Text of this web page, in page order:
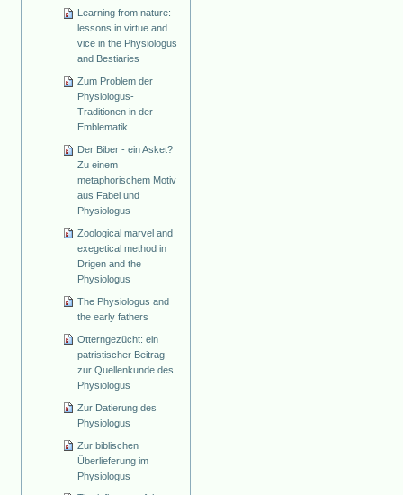
Learning from nature:
lessons in virtue and
vice in the Physiologus
and Bestiaries
Zum Problem der
Physiologus-
Traditionen in der
Emblematik
Der Biber - ein Asket?
Zu einem
metaphorischem Motiv
aus Fabel und
Physiologus
Zoological marvel and
exegetical method in
Drigen and the
Physiologus
The Physiologus and
the early fathers
Otterngezücht: ein
patristischer Beitrag
zur Quellenkunde des
Physiologus
Zur Datierung des
Physiologus
Zur biblischen
Überlieferung im
Physiologus